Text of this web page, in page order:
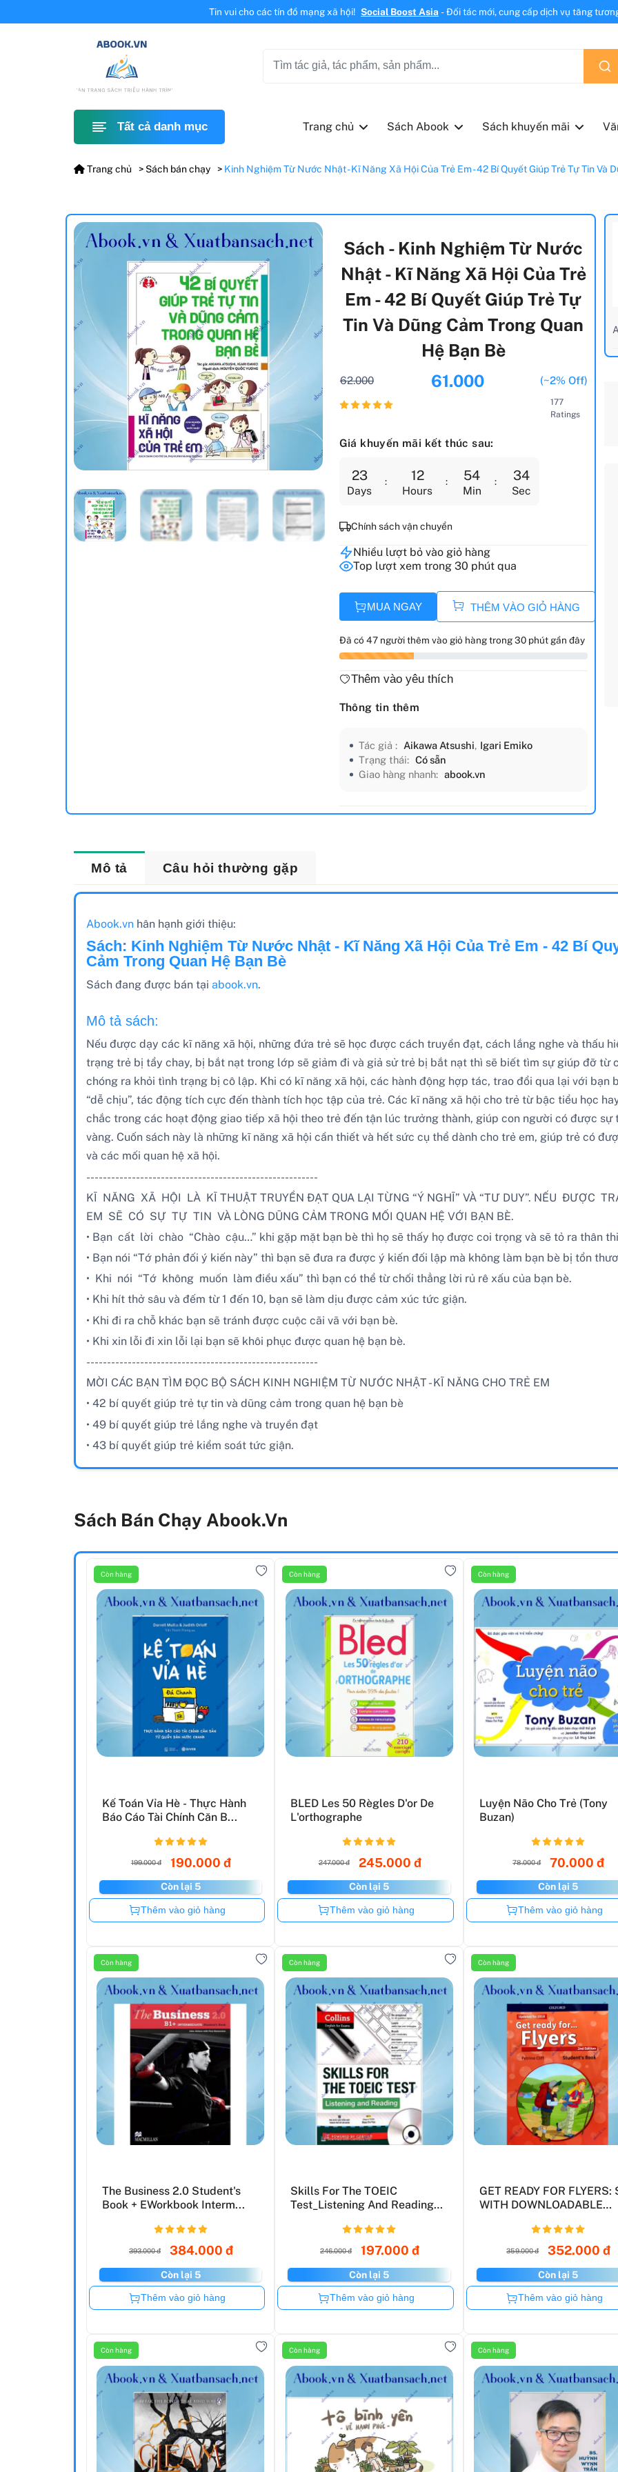
Tin vui cho các tín đồ mạng xã hội! Social Boost Asia - Đối tác mới, cung cấp dịch vụ tăng
Tất cả danh mục Trang chủ Sách Abook Sách khuyến mãi
Trang chủ Sách bán chạy Kinh Nghiệm Từ Nước Nhật - Kĩ Năng Xã Hội Của Trẻ Em - 42 Bí Quyết Giúp Trẻ Tự Tin Và
Sách - Kinh Nghiệm Từ Nước
Nhật - Kĩ Năng Xã Hội Của Trẻ
Em - 42 Bí Quyết Giúp Trẻ Tự
Tin Và Dũng Cảm Trong Quan
Hệ Bạn Bè
62.000 61.000 (~2% Off)
177
Ratings
Giá khuyến mãi kết thúc sau:
23
Days
12
Hours
54
Min
33
Sec
Chính sách vận chuyển
Nhiều lượt bỏ vào giỏ hàng
Top lượt xem trong 30 phút qua
MUA NGAY THÊM VÀO GIỎ HÀNG
Đã có 47 người thêm vào giỏ hàng trong 30 phút gần đây
Thêm vào yêu thích
Thông tin thêm
Tác giả : Aikawa Atsushi, Igari Emiko
Trạng thái: Có sẵn
Giao hàng nhanh: abook.vn
Mô tả Câu hỏi thường gặp
Abook.vnhân hạnh giới thiệu:
Sách: Kinh Nghiệm Từ Nước Nhật - Kĩ Năng Xã Hội Của Trẻ Em - 42 Bí
Cảm Trong Quan Hệ Bạn Bè
Sách đang được bán tại abook.vn.
Mô tả sách:
Nếu được dạy các kĩ năng xã hội, những đứa trẻ sẽ học được cách truyền đạt, cách lắng nghe và thấu
trạng trẻ bị tẩy chay, bị bắt nạt trong lớp sẽ giảm đi và giả sử trẻ bị bắt nạt thì sẽ biết tìm sự giúp đỡ từ
chóng ra khỏi tình trạng bị cô lập. Khi có kĩ năng xã hội, các hành động hợp tác, trao đổi qua lại với bạn
“dễ chịu”, tác động tích cực đến thành tích học tập của trẻ. Các kĩ năng xã hội cho trẻ từ bậc tiểu học
chắc trong các hoạt động giao tiếp xã hội theo trẻ đến tận lúc trưởng thành, giúp con người có được
vàng. Cuốn sách này là những kĩ năng xã hội cần thiết và hết sức cụ thể dành cho trẻ em, giúp trẻ có
và các mối quan hệ xã hội.
--------------------------------------------------------
KĨ NĂNG XÃ HỘI LÀ KĨ THUẬT TRUYỀN ĐẠT QUA LẠI TỪNG “Ý NGHĨ” VÀ “TƯ DUY”. NẾU ĐƯỢC
EM SẼ CÓ SỰ TỰ TIN VÀ LÒNG DŨNG CẢM TRONG MỐI QUAN HỆ VỚI BẠN BÈ.
• Bạn cất lời chào “Chào cậu…” khi gặp mặt bạn bè thì họ sẽ thấy họ được coi trọng và sẽ tỏ ra thân
• Bạn nói “Tớ phản đối ý kiến này” thì bạn sẽ đưa ra được ý kiến đối lập mà không làm bạn bè bị tổn
• Khi nói “Tớ không muốn làm điều xấu” thì bạn có thể từ chối thẳng lời rủ rê xấu của bạn bè.
• Khi hít thở sâu và đếm từ 1 đến 10, bạn sẽ làm dịu được cảm xúc tức giận.
• Khi đi ra chỗ khác bạn sẽ tránh được cuộc cãi vã với bạn bè.
• Khi xin lỗi đi xin lỗi lại bạn sẽ khôi phục được quan hệ bạn bè.
--------------------------------------------------------
MỜI CÁC BẠN TÌM ĐỌC BỘ SÁCH KINH NGHIỆM TỪ NƯỚC NHẬT - KĨ NĂNG CHO TRẺ EM
• 42 bí quyết giúp trẻ tự tin và dũng cảm trong quan hệ bạn bè
• 49 bí quyết giúp trẻ lắng nghe và truyền đạt
• 43 bí quyết giúp trẻ kiểm soát tức giận.
Sách Bán Chạy Abook.vn
Còn hàng
Kế Toán Vỉa Hè - Thực Hành
Báo Cáo Tài Chính Căn B...
199.000 đ 190.000 đ
Còn lại 5
Còn hàng
Thêm vào giỏ hàng
Còn hàng
BLED Les 50 Règles D'or De
L'orthographe
247.000 đ 245.000 đ
Còn lại 5
Còn hàng
Thêm vào giỏ hàng
Còn hàng
Luyện Não Cho Trẻ (Tony
Buzan)
78.000 đ 70.000 đ
Còn lại 5
Còn hàng
Thêm vào giỏ hàng
Còn hàng
The Business 2.0 Student's
Book + EWorkbook Interm...
393.000 đ 384.000 đ
Còn lại 5
Còn hàng
Thêm vào giỏ hàng
Còn hàng
Skills For The TOEIC
Test_Listening And Reading
246.000 đ 197.000 đ
Còn lại 5
Còn hàng
Thêm vào giỏ hàng
Còn hàng
GET READY FOR FLYERS:
WITH DOWNLOADABLE
359.000 đ 352.000 đ
Còn lại 5
Còn hàng
Thêm vào giỏ hàng
Còn hàng Còn hàng Còn hàng